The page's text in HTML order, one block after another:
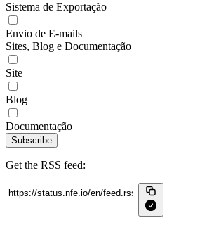
Sistema de Exportação
Envio de E-mails
Sites, Blog e Documentação
Site
Blog
Documentação
Subscribe
Get the RSS feed: